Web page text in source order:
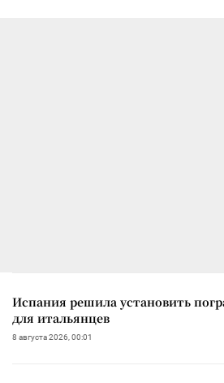
Испания решила установить
для итальянцев
8 августа 2026, 00:01